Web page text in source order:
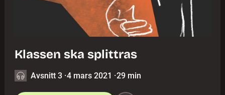
Klassen ska splittras
Avsnitt 3 ·4 mars 2021 ·29 min